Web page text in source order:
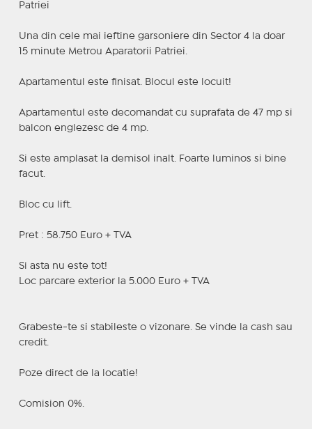
Patriei
Una din cele mai ieftine garsoniere din Sector 4 la doar
15 minute Metrou Aparatorii Patriei.
Apartamentul este finisat. Blocul este locuit!
Apartamentul este decomandat cu suprafata de 47 mp si
balcon englezesc de 4 mp.
Si este amplasat la demisol inalt. Foarte luminos si bine
facut.
Bloc cu lift.
Pret : 58.750 Euro + TVA
Si asta nu este tot!
Loc parcare exterior la 5.000 Euro + TVA
Grabeste-te si stabileste o vizonare. Se vinde la cash sau
credit.
Poze direct de la locatie!
Comision 0%.